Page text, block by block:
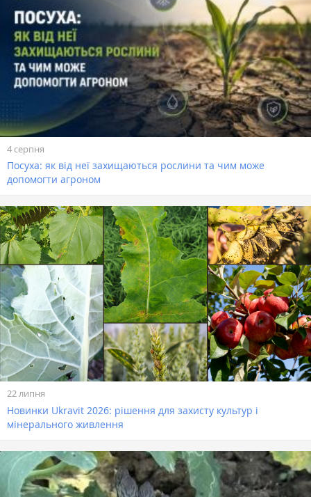
4 серпня
Посуха: як від неї захищаються рослини та чим може
допомогти агроном
22 липня
Новинки Ukravit 2026: рішення для захисту культур і
мінерального живлення